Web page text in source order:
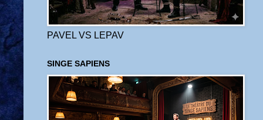
PAVEL VS LEPAV
SINGE SAPIENS